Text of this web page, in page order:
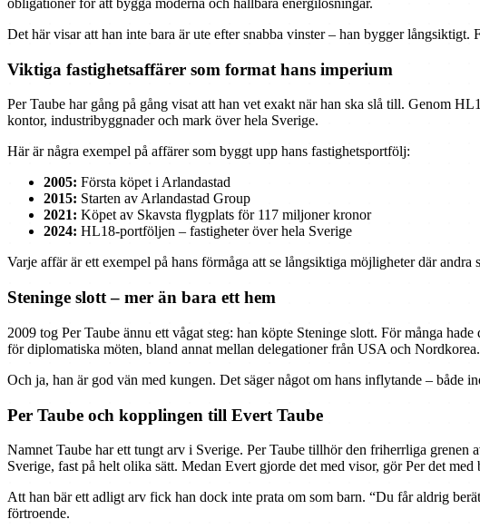
obligationer för att bygga moderna och hållbara energilösningar.
Det här visar att han inte bara är ute efter snabba vinster – han bygger
Viktiga fastighetsaffärer som format hans imperium
Per Taube har gång på gång visat att han vet exakt när han ska slå till. Genom
kontor, industribyggnader och mark över hela Sverige.
Här är några exempel på affärer som byggt upp hans fastighetsportfölj:
2005: Första köpet i Arlandastad
2015: Starten av Arlandastad Group
2021: Köpet av Skavsta flygplats för 117 miljoner kronor
2024: HL18-portföljen – fastigheter över hela Sverige
Varje affär är ett exempel på hans förmåga att se långsiktiga möjligheter där andra
Steninge slott – mer än bara ett hem
2009 tog Per Taube ännu ett vågat steg: han köpte Steninge slott. För många
för diplomatiska möten, bland annat mellan delegationer från USA och Nordkorea.
Och ja, han är god vän med kungen. Det säger något om hans inflytande – både
Per Taube och kopplingen till Evert Taube
Namnet Taube har ett tungt arv i Sverige. Per Taube tillhör den friherrliga grenen
Sverige, fast på helt olika sätt. Medan Evert gjorde det med visor, gör Per det
Att han bär ett adligt arv fick han dock inte prata om som barn. “Du får aldrig
förtroende.